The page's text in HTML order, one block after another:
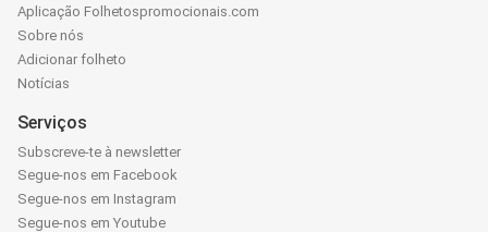
Aplicação Folhetospromocionais.com
Sobre nós
Adicionar folheto
Notícias
Serviços
Subscreve-te à newsletter
Segue-nos em Facebook
Segue-nos em Instagram
Segue-nos em Youtube